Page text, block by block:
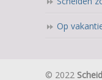
Op
© 2022